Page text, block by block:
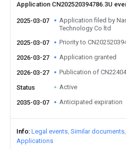
Application CN202520394786.3U
2025-03-07
Application filed by
Technology Co ltd
2025-03-07
Priority to
2026-03-27 Application granted
2026-03-27 Publication of
Status Active
2035-03-07 Anticipated expiration
Info Legal events Similar documents
Applications